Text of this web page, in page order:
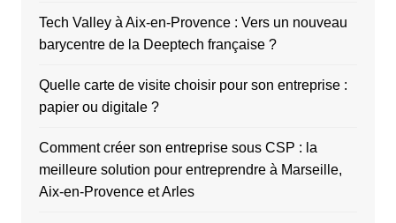
Tech Valley à Aix-en-Provence : Vers un nouveau
barycentre de la Deeptech française ?
Quelle carte de visite choisir pour son entreprise :
papier ou digitale ?
Comment créer son entreprise sous CSP : la
meilleure solution pour entreprendre à Marseille,
Aix-en-Provence et Arles